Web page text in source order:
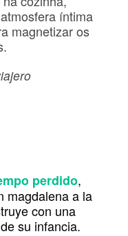
íntima
magnetizar os
perdido,
magdalena a la
con una
su infancia.